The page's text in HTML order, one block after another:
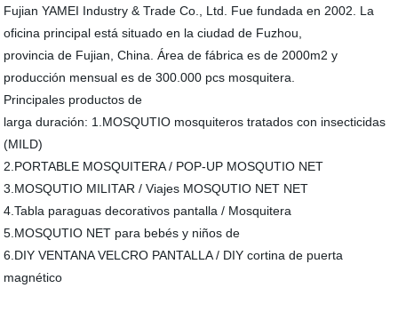
Fujian YAMEI Industry & Trade Co., Ltd. Fue fundada en 2002. La
oficina principal está situado en la ciudad de Fuzhou,
provincia de Fujian, China. Área de fábrica es de 2000m2 y
producción mensual es de 300.000 pcs mosquitera.
Principales productos de
larga duración: 1.MOSQUTIO mosquiteros tratados con insecticidas
(MILD)
2.PORTABLE MOSQUITERA / POP-UP MOSQUTIO NET
3.MOSQUTIO MILITAR / Viajes MOSQUTIO NET NET
4.Tabla paraguas decorativos pantalla / Mosquitera
5.MOSQUTIO NET para bebés y niños de
6.DIY VENTANA VELCRO PANTALLA / DIY cortina de puerta
magnético